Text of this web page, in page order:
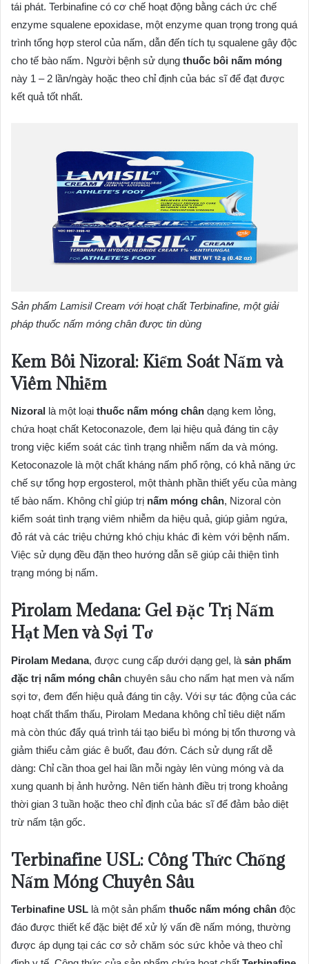
tái phát. Terbinafine có cơ chế hoạt động bằng cách ức chế
enzyme squalene epoxidase, một enzyme quan trọng trong quá
trình tổng hợp sterol của nấm, dẫn đến tích tụ squalene gây độc
cho tế bào nấm. Người bệnh sử dụng thuốc bôi nấm móng
này 1 – 2 lần/ngày hoặc theo chỉ định của bác sĩ để đạt được
kết quả tốt nhất.
Sản phẩm Lamisil Cream với hoạt chất Terbinafine, một giải
pháp thuốc nấm móng chân được tin dùng
Kem Bôi Nizoral: Kiểm Soát Nấm và
Viêm Nhiễm
Nizoral là một loại thuốc nấm móng chân dạng kem lỏng,
chứa hoạt chất Ketoconazole, đem lại hiệu quả đáng tin cậy
trong việc kiểm soát các tình trạng nhiễm nấm da và móng.
Ketoconazole là một chất kháng nấm phổ rộng, có khả năng ức
chế sự tổng hợp ergosterol, một thành phần thiết yếu của màng
tế bào nấm. Không chỉ giúp trị nấm móng chân, Nizoral còn
kiểm soát tình trạng viêm nhiễm da hiệu quả, giúp giảm ngứa,
đỏ rát và các triệu chứng khó chịu khác đi kèm với bệnh nấm.
Việc sử dụng đều đặn theo hướng dẫn sẽ giúp cải thiện tình
trạng móng bị nấm.
Pirolam Medana: Gel Đặc Trị Nấm
Hạt Men và Sợi Tơ
Pirolam Medana, được cung cấp dưới dạng gel, là sản phẩm
đặc trị nấm móng chân chuyên sâu cho nấm hạt men và nấm
sợi tơ, đem đến hiệu quả đáng tin cậy. Với sự tác động của các
hoạt chất thẩm thấu, Pirolam Medana không chỉ tiêu diệt nấm
mà còn thúc đẩy quá trình tái tạo biểu bì móng bị tổn thương và
giảm thiểu cảm giác ê buốt, đau đớn. Cách sử dụng rất dễ
dàng: Chỉ cần thoa gel hai lần mỗi ngày lên vùng móng và da
xung quanh bị ảnh hưởng. Nên tiến hành điều trị trong khoảng
thời gian 3 tuần hoặc theo chỉ định của bác sĩ để đảm bảo diệt
trừ nấm tận gốc.
Terbinafine USL: Công Thức Chống
Nấm Móng Chuyên Sâu
Terbinafine USL là một sản phẩm thuốc nấm móng chân độc
đáo được thiết kế đặc biệt để xử lý vấn đề nấm móng, thường
được áp dụng tại các cơ sở chăm sóc sức khỏe và theo chỉ